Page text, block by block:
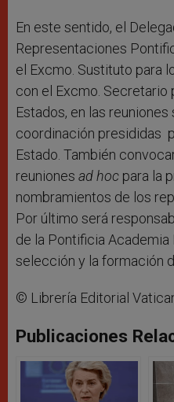
En este sentido, el
Representaciones
el Excmo. Sustituto para
con el Excmo. Secretario
Estados, en las
coordinación presididas
Estado. También
reuniones ad hoc para la
nombramientos de los
Por último será
de la Pontificia Academia
selección y la formación
© Librería Editorial
Publicaciones